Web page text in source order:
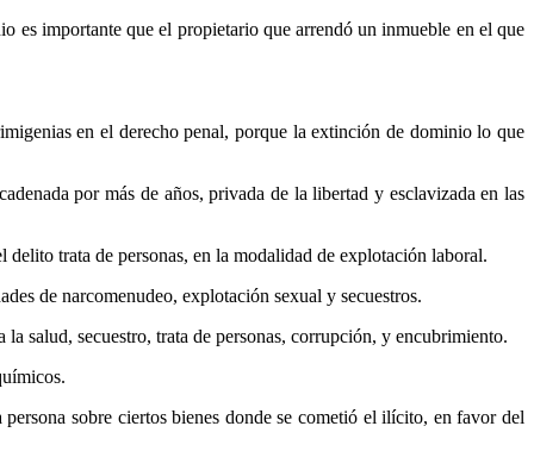
importante que el propietario que arrendó un inmueble en el que
en el derecho penal, porque la extinción de dominio lo que
por más de años, privada de la libertad y esclavizada en las
trata de personas, en la modalidad de explotación laboral.
de narcomenudeo, explotación sexual y secuestros.
salud, secuestro, trata de personas, corrupción, y encubrimiento.
sobre ciertos bienes donde se cometió el ilícito, en favor del